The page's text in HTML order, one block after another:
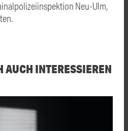
Neu-Ulm,
AUCH INTERESSIEREN